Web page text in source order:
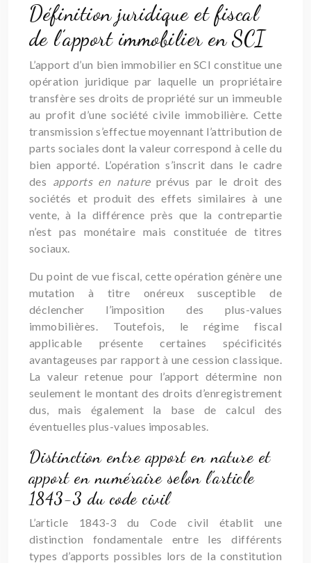
Définition juridique et fiscal
de l’apport immobilier en SCI
L’apport d’un bien immobilier en SCI constitue une
opération juridique par laquelle un propriétaire
transfère ses droits de propriété sur un immeuble
au profit d’une société civile immobilière. Cette
transmission s’effectue moyennant l’attribution de
parts sociales dont la valeur correspond à celle du
bien apporté. L’opération s’inscrit dans le cadre
des apports en nature prévus par le droit des
sociétés et produit des effets similaires à une
vente, à la différence près que la contrepartie
n’est pas monétaire mais constituée de titres
sociaux.
Du point de vue fiscal, cette opération génère une
mutation à titre onéreux susceptible de
déclencher l’imposition des plus-values
immobilières. Toutefois, le régime fiscal
applicable présente certaines spécificités
avantageuses par rapport à une cession classique.
La valeur retenue pour l’apport détermine non
seulement le montant des droits d’enregistrement
dus, mais également la base de calcul des
éventuelles plus-values imposables.
Distinction entre apport en nature et
apport en numéraire selon l’article
1843-3 du code civil
L’article 1843-3 du Code civil établit une
distinction fondamentale entre les différents
types d’apports possibles lors de la constitution